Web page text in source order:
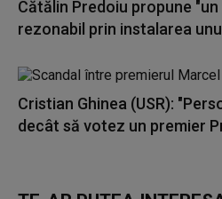
Cătălin Predoiu propune
rezonabil prin instalarea
Cristian Ghinea (USR):
decât să votez un premier